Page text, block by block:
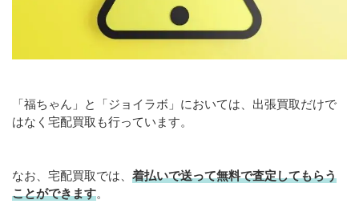
「福ちゃん」と「ジョイラボ」においては、出張買取だけで
はなく宅配買取も行っています。
なお、宅配買取では、 着払いで送って無料で査定してもらう
ことができます。